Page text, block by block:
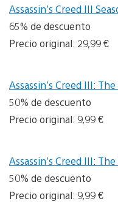
Assassin’s Creed III
65% de descuento
Precio original: 29,99 €
Assassin’s Creed III:
50% de descuento
Precio original: 9,99 €
Assassin’s Creed III:
50% de descuento
Precio original: 9,99 €